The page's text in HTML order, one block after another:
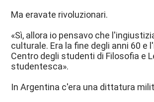
Ma eravate rivoluzionari.
«Sì, allora io pensavo che
culturale. Era la fine degli anni 60 e
Centro degli studenti di Filosofia e
studentesca».
In Argentina c'era una dittatura